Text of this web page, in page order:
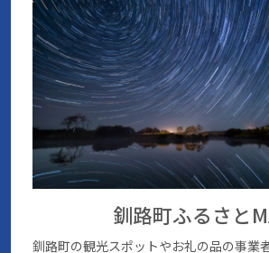
釧路町ふるさと
釧路町の観光スポットやお礼の品の事業